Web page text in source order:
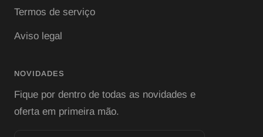
Termos de serviço
Aviso legal
NOVIDADES
Fique por dentro de todas as novidades e
oferta em primeira mão.